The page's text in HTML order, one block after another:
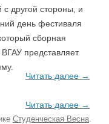
другой стороны, и
день фестиваля
сборная
представляет
Читать далее →
Читать далее →
Студенческая Весна